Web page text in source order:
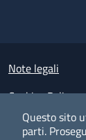
Questo sito
parti.
Small
Note legali
Cookies Policy
Policy privacy